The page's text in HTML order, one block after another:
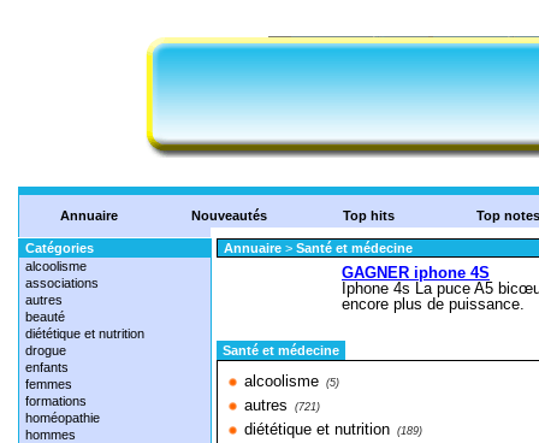
Annuaire Nouveautés Top hits Top notes
Catégories
alcoolisme
associations
autres
beauté
diététique et nutrition
drogue
enfants
femmes
formations
homéopathie
hommes
Annuaire > Santé et médecine
Santé et médecine
alcoolisme (5)
autres (721)
diététique et nutrition (189)